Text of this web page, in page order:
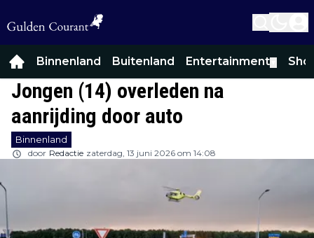
Binnenland Buitenland Entertainment
Jongen (14) overleden na
aanrijding door auto
Binnenland
door Redactie zaterdag, 13 juni 2026 om 14:08